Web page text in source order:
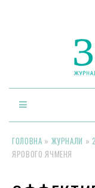
ГОЛОВНА » ЖУРНАЛИ »
ЯРОВОГО ЯЧМЕНЯ